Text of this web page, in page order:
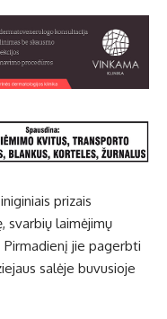
prizais
svarbių laimėjimų
jie pagerbti
salėje buvusioje